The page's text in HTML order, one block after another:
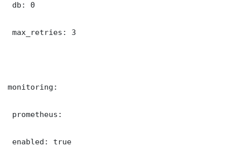
db: 0
max_retries: 3
monitoring:
prometheus:
enabled: true